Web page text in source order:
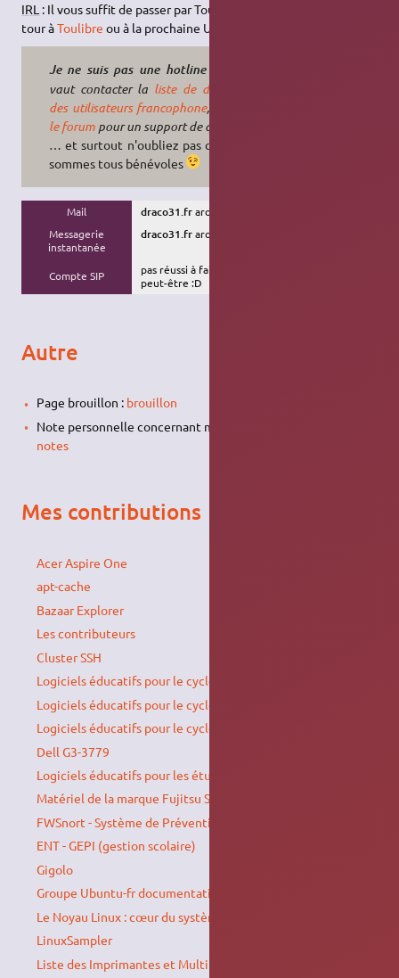
IRL : Il vous suffit de passer par Toulouse, et de venir faire un
tour àToulibre ou à la prochaine Ubuntu party toulousaine
Je ne suis pas une hotline !!
vaut contacter la liste de discussion
des utilisateurs francophone, l'
le forumpour un support de qualité !
… et surtout n'oubliez pas que nous
sommes tous bénévoles
Mail draco31.frarobase
Messagerie
instantanée
draco31.frarobase
Compte SIP
pas réussi à faire marcher tout ça … un jour
peut-être :D
Autre
Page brouillon : brouillon
Note personnelle concernant mes installations d'Ubuntu :
notes
Mes contributions
Acer Aspire One
apt-cache
Bazaar Explorer
Les contributeurs
Cluster SSH
Logiciels éducatifs pour le cycle 1
Logiciels éducatifs pour le cycle 2
Logiciels éducatifs pour le cycle 3
Dell G3-3779
Logiciels éducatifs pour les études supérieures
Matériel de la marque Fujitsu Siemens présenté sur le wiki
FWSnort - Système de Prévention d'intrusion
ENT - GEPI (gestion scolaire)
Gigolo
Groupe Ubuntu-fr documentation
Le Noyau Linux : cœur du système d'exploitation
LinuxSampler
Liste des Imprimantes et Multifonctions BROTHER